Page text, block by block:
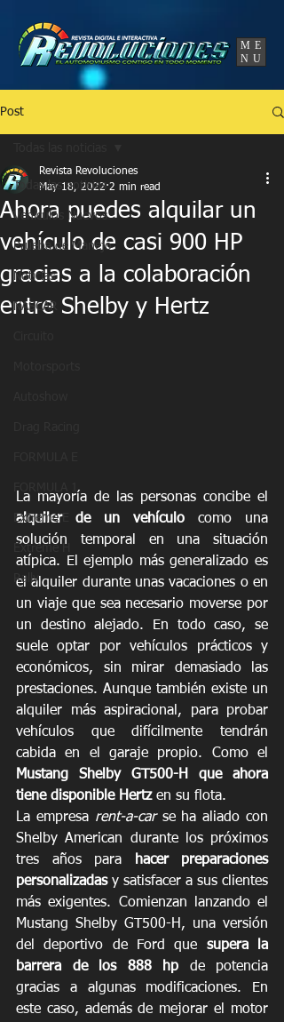
ME
NU
Post
Todas las noticias
Vehículos Nuevos
Prueba de Manejo
Noticias
NASCAR
FORMULA 1
Extreme E
Rally
Ahora puedes alquilar un
vehículo de casi 900 HP
gracias a la colaboración
entre Shelby y Hertz
Revista Revoluciones
May 18, 2022 2 min read
alquiler de un vehículo como una
solución temporal en una situación
atípica. El ejemplo más generalizado es
el alquiler durante unas vacaciones o en
un viaje que sea necesario moverse por
un destino alejado. En todo caso, se
suele optar por vehículos prácticos y
económicos, sin mirar demasiado las
prestaciones. Aunque también existe un
alquiler más aspiracional, para probar
vehículos que difícilmente tendrán
Mustang Shelby GT500-H que ahora
tiene disponible Hertz en su flota.
La empresa rent-a-car se ha aliado con
Shelby American durante los próximos
tres años para
hacer preparaciones
personalizadas y satisfacer a sus clientes
más exigentes. Comienzan lanzando el
Mustang Shelby GT500-H, una versión
del deportivo de Ford que supera la
barrera de los 888 hp de potencia
gracias a algunas modificaciones. En
este caso, además de mejorar el motor